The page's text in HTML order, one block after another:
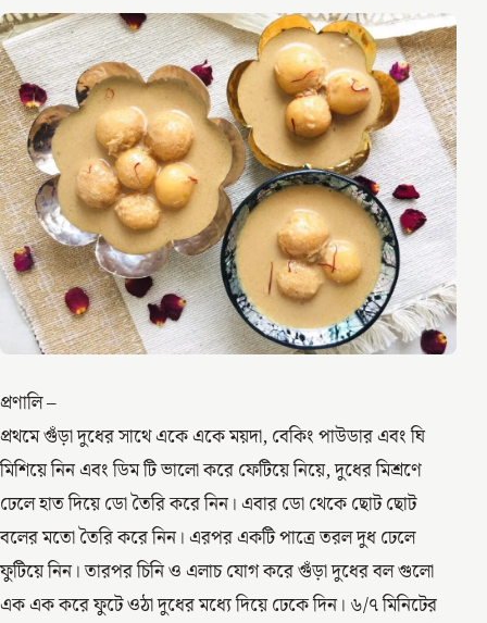
প্রণালি –
প্রথমে গুঁড়া দুধের সাথে একে একে ময়দা, বেকিং পাউডার এবং ঘি
মিশিয়ে নিন এবং ডিম টি ভালো করে ফেটিয়ে নিয়ে, দুধের মিশ্রণে
ঢেলে হাত দিয়ে ডো তৈরি করে নিন। এবার ডো থেকে ছোট ছোট
বলের মতো তৈরি করে নিন। এরপর একটি পাত্রে তরল দুধ ঢেলে
ফুটিয়ে নিন। তারপর চিনি ও এলাচ যোগ করে গুঁড়া দুধের বল গুলো
এক এক করে ফুটে ওঠা দুধের মধ্যে দিয়ে ঢেকে দিন। ৬/৭ মিনিটের